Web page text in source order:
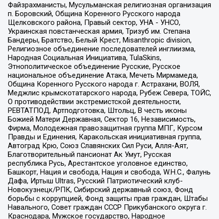
Файзрахманисты, Мусульманская религиозная организация
п. Боровский, Община Коренного Русского народа
Щелковского района, Правый сектор, УНА - УНСО,
Украинская повстанческая армия, Тризуб им. Степана
Бандеры, Братство, Белый Крест, Misanthropic division,
Религиозное объединение последователей инглиизма,
Народная Социальная Инициатива, TulaSkins,
Этнополитическое объединение Русские, Русское
национальное объединение Атака, Мечеть Мирмамеда,
Община Коренного Русского народа г. Астрахани, ВОЛЯ,
Меджлис крымскотатарского народа, Рубеж Севера, ТОЙС,
О противодействии экстремистской деятельности,
РЕВТАТПОД, Артподготовка, Штольц, В честь иконы
Божией Матери Державная, Сектор 16, Независимость,
Фирма, Молодежная правозащитная группа МПГ, Курсом
Правды и Единения, Каракольская инициативная группа,
Автоград Крю, Союз Славянских Сил Руси, Алля-Аят,
Благотворительный пансионат Ак Умут, Русская
республика Русь, Арестантское уголовное единство,
Башкорт, Нация и свобода, Нация и свобода, W.H.С., Фалунь
Дафа, Иртыш Ultras, Русский Патриотический клуб-
Новокузнецк/РПК, Сибирский державный союз, Фонд
борьбы с коррупцией, Фонд защиты прав граждан, Штабы
Навального, Совет граждан СССР Прикубанского округа г.
Краснодара, Мужское государство, Народное